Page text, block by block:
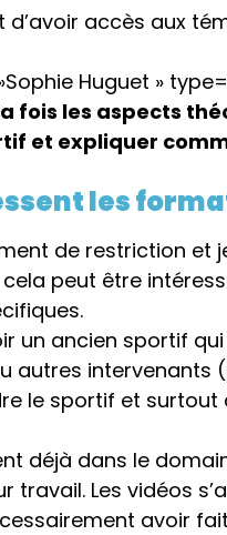
d’avoir accès aux
Huguet »
fois les aspects
et expliquer
les
de restriction
cela peut être
un ancien sportif
autres intervenants
le sportif et surtout
déjà dans le
travail. Les vidéos
avoir